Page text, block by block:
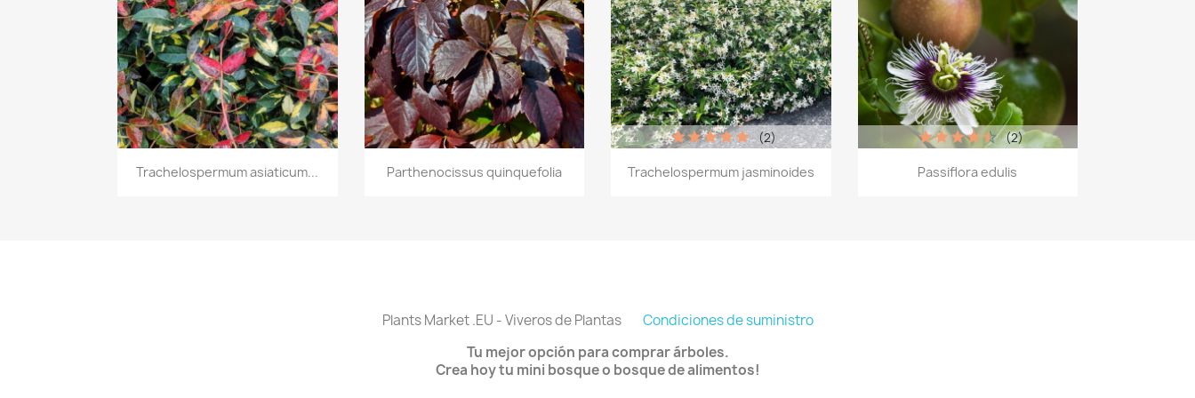
Vista rápida
Trachelospermum asiaticum... Vista rápida
Parthenocissus quinquefolia Vista rápida
Trachelospermum jasminoides
(2)
Vista rápida
Passiflora edulis
(2)
Plants Market .EU - Viveros de Plantas Condiciones de suministro
Tu mejor opción para comprar árboles.
Crea hoy tu mini bosque o bosque de alimentos!